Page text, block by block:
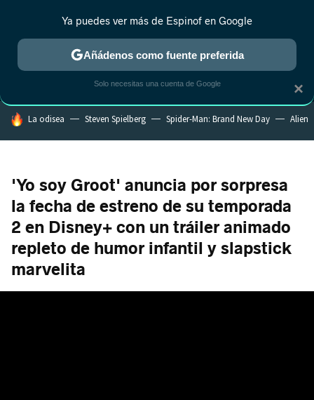
MENÚ NUEVO
ESTRENOS REALITY ANIME RANKINGS CINE
HOY SE HABLA DE
La odisea Steven Spielberg Spider-Man: Brand New Day Alien
'Yo soy Groot' anuncia por sorpresa
la fecha de estreno de su temporada
2 en Disney+ con un tráiler animado
repleto de humor infantil y slapstick
marvelita
×
Ya puedes ver más de Espinof en Google
Añádenos como fuente preferida
Solo necesitas una cuenta de Google